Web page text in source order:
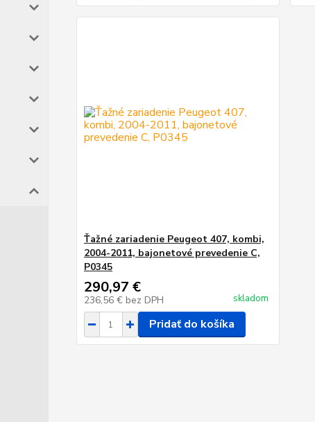
Ťažné zariadenie Peugeot 407, kombi,
2004-2011, bajonetové prevedenie C,
P0345
290,97 €
236,56 € bez DPH skladom
Pridať do košíka